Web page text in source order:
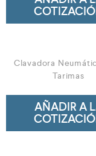
Clavadora
Tarimas
AÑADIR A